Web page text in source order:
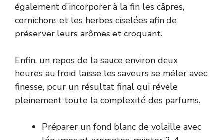
également d’incorporer à la fin les câpres,
cornichons et les herbes ciselées afin de
préserver leurs arômes et croquant.
Enfin, un repos de la sauce environ deux
heures au froid laisse les saveurs se mêler avec
finesse, pour un résultat final qui révèle
pleinement toute la complexité des parfums.
Préparer un fond blanc de volaille avec